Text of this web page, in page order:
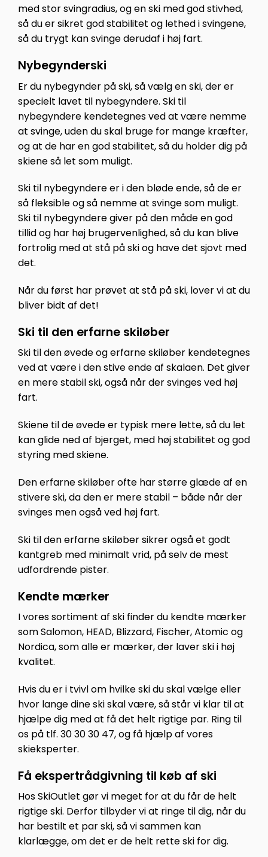
med stor svingradius, og en ski med god stivhed,
så du er sikret god stabilitet og lethed i svingene,
så du trygt kan svinge derudaf i høj fart.
Nybegynderski
Er du nybegynder på ski, så vælg en ski, der er
specielt lavet til nybegyndere. Ski til
nybegyndere kendetegnes ved at være nemme
at svinge, uden du skal bruge for mange kræfter,
og at de har en god stabilitet, så du holder dig på
skiene så let som muligt.
Ski til nybegyndere er i den bløde ende, så de er
så fleksible og så nemme at svinge som muligt.
Ski til nybegyndere giver på den måde en god
tillid og har høj brugervenlighed, så du kan blive
fortrolig med at stå på ski og have det sjovt med
det.
Når du først har prøvet at stå på ski, lover vi at du
bliver bidt af det!
Ski til den erfarne skiløber
Ski til den øvede og erfarne skiløber kendetegnes
ved at være i den stive ende af skalaen. Det giver
en mere stabil ski, også når der svinges ved høj
fart.
Skiene til de øvede er typisk mere lette, så du let
kan glide ned af bjerget, med høj stabilitet og god
styring med skiene.
Den erfarne skiløber ofte har større glæde af en
stivere ski, da den er mere stabil – både når der
svinges men også ved høj fart.
Ski til den erfarne skiløber sikrer også et godt
kantgreb med minimalt vrid, på selv de mest
udfordrende pister.
Kendte mærker
I vores sortiment af ski finder du kendte mærker
som Salomon, HEAD, Blizzard, Fischer, Atomic og
Nordica, som alle er mærker, der laver ski i høj
kvalitet.
Hvis du er i tvivl om hvilke ski du skal vælge eller
hvor lange dine ski skal være, så står vi klar til at
hjælpe dig med at få det helt rigtige par. Ring til
os på tlf. 30 30 30 47, og få hjælp af vores
skieksperter.
Få ekspertrådgivning til køb af ski
Hos SkiOutlet gør vi meget for at du får de helt
rigtige ski. Derfor tilbyder vi at ringe til dig, når du
har bestilt et par ski, så vi sammen kan
klarlægge, om det er de helt rette ski for dig.